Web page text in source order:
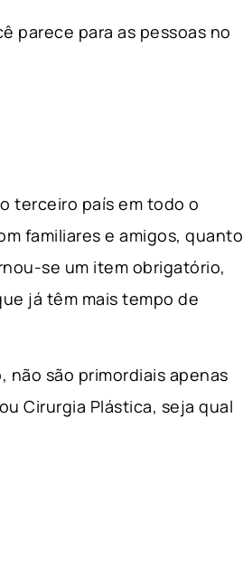
parece para as pessoas no
terceiro país em todo o
familiares e amigos, quanto
se um item obrigatório,
já têm mais tempo de
não são primordiais apenas
Cirurgia Plástica, seja qual